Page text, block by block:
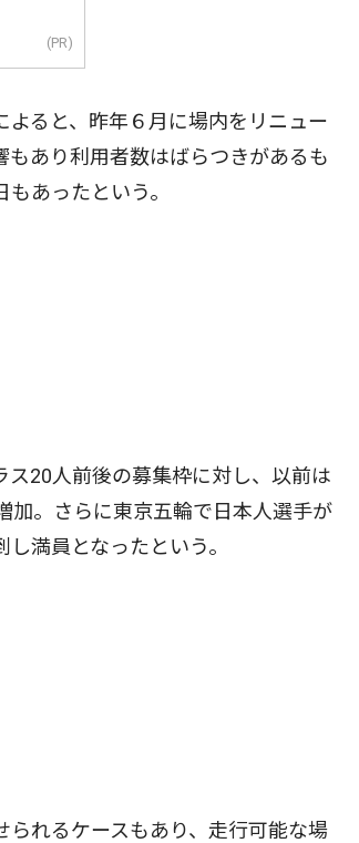
(PR)
ると、昨年６月に場内をリニュー
あり利用者数はばらつきがあるも
あったという。
20人前後の募集枠に対し、以前は
加。さらに東京五輪で日本人選手が
満員となったという。
れるケースもあり、走行可能な場